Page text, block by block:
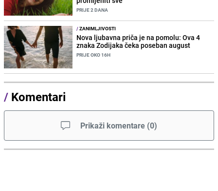
PRIJE 2 DANA
/ZANIMLJIVOSTI
Nova ljubavna priča je na pomolu: Ova 4
znaka Zodijaka čeka poseban august
PRIJE OKO 16H
/ Komentari
Prikaži komentare (0)